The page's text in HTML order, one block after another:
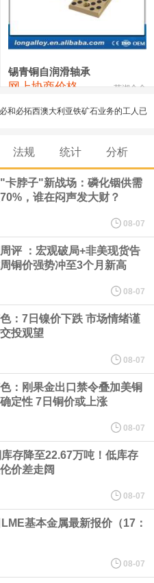
24,400
39,300 0
锡青铜自润滑轴承
网上协商价格 芜湖合金
和必拓西澳大利亚铁矿石业务的工人已
时停工。
兴兴网上路演时表示，报告期内，公司
万元、7,001.70万元、14,496.56万
，呈快速增长趋势，并形成多项
2026年1月31日，公司拥有262项专利权
美元/盎司。
首席技术官王兴兴在网上路演时表示，
累，公司逐步形成了包括一体化关节集
体集成技术、机器人激光雷达全自研核
的核心技术并已应用于公司的高性能通
等产品。
国防部长赫格塞思不满，称对赫格塞思
法规 统计 分析
卡脖子"新战场：磷化铟供需
，谁在闷声发大财？
08-07
评 ：宏观破局+非美现货告
铜价强势冲至3个月新高
08-07
：7日镍价下跌 市场情绪谨
投观望
08-07
：刚果金出口禁令叠加美铜
定性 7日铜价或上涨
08-07
存降至22.67万吨！低库存
价差走阔
08-07
基本金属最新报价（17：
08-07